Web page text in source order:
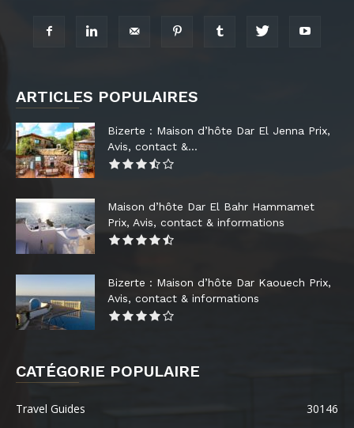
ARTICLES POPULAIRES
Bizerte : Maison d’hôte Dar El Jenna Prix,
Avis, contact &...
Maison d’hôte Dar El Bahr Hammamet
Prix, Avis, contact & informations
Bizerte : Maison d’hôte Dar Kaouech Prix,
Avis, contact & informations
CATÉGORIE POPULAIRE
Travel Guides
30146